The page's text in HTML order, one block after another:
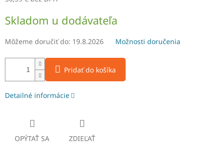
cena:
Skladom u dodávateľa
Môžeme doručiť do: 19.8.2026 Možnosti doručenia
Pridať do košíka
Detailné informácie
OPÝTAŤ SA ZDIEĽAŤ